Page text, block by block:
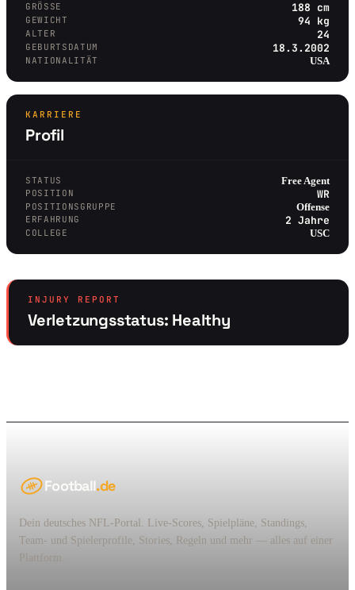
GRÖSSE 188 cm
GEWICHT 94 kg
ALTER 24
GEBURTSDATUM 18.3.2002
NATIONALITÄT USA
KARRIERE
Profil
STATUS Free Agent
POSITION WR
POSITIONSGRUPPE Offense
ERFAHRUNG 2 Jahre
COLLEGE USC
INJURY REPORT
Verletzungsstatus: Healthy
Football.de
Dein deutsches NFL-Portal. Live-Scores, Spielpläne, Standings,
Team- und Spielerprofile, Stories, Regeln und mehr — alles auf einer
Plattform.